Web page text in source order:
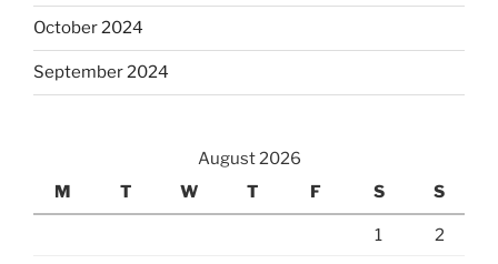
October 2024
September 2024
August 2026
M
T W T F S S
1 2